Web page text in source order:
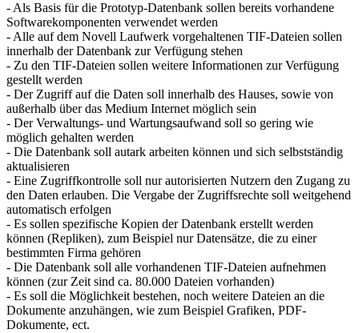
- Als Basis für die Prototyp-Datenbank sollen bereits vorhandene
Softwarekomponenten verwendet werden
- Alle auf dem Novell Laufwerk vorgehaltenen TIF-Dateien sollen
innerhalb der Datenbank zur Verfügung stehen
- Zu den TIF-Dateien sollen weitere Informationen zur Verfügung
gestellt werden
- Der Zugriff auf die Daten soll innerhalb des Hauses, sowie von
außerhalb über das Medium Internet möglich sein
- Der Verwaltungs- und Wartungsaufwand soll so gering wie
möglich gehalten werden
- Die Datenbank soll autark arbeiten können und sich selbstständig
aktualisieren
- Eine Zugriffkontrolle soll nur autorisierten Nutzern den Zugang zu
den Daten erlauben. Die Vergabe der Zugriffsrechte soll weitgehend
automatisch erfolgen
- Es sollen spezifische Kopien der Datenbank erstellt werden
können (Repliken), zum Beispiel nur Datensätze, die zu einer
bestimmten Firma gehören
- Die Datenbank soll alle vorhandenen TIF-Dateien aufnehmen
können (zur Zeit sind ca. 80.000 Dateien vorhanden)
- Es soll die Möglichkeit bestehen, noch weitere Dateien an die
Dokumente anzuhängen, wie zum Beispiel Grafiken, PDF-
Dokumente, ect.